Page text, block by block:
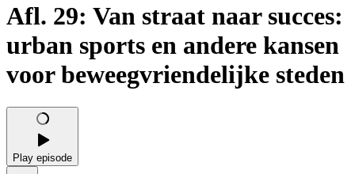
Afl. 29: Van straat naar succes:
urban sports en andere kansen
voor beweegvriendelijke steden
Play episode